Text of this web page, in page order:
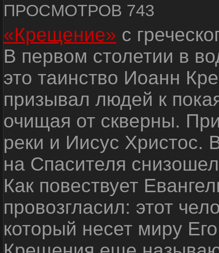
ПРОСМОТРОВ 743
«Крещение» с
В первом столетии в
это таинство Иоанн
призывал людей к
очищая от скверны.
реки и Иисус Христос.
на Спасителя
Как повествует
провозгласил: этот
который несет миру